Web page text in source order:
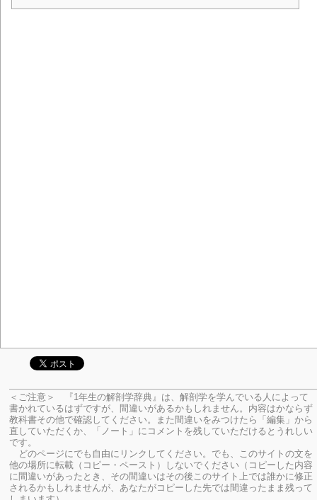
＜ご注意＞ 『1年生の解剖学辞典』は、解剖学を学んでいる人によって
書かれているはずですが、間違いがあるかもしれません。内容はかならず
教科書その他で確認してください。
また間違いをみつけたら「編集」から
直していただくか、「ノート」にコメントを残していただけるとうれしい
です。
どのページにでも自由にリンクしてください。でも、このサイトの文を
他の場所に転載（コピー・ペースト）しないでください（コピーした内容
に間違いがあったとき、その間違いはその後このサイト上では誰かに修正
されるかもしれませんが、あなたがコピーした先では間違ったまま残って